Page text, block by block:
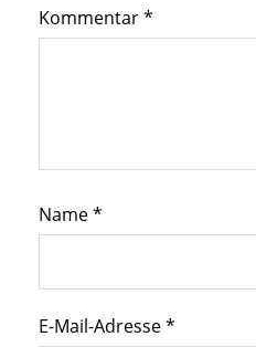
Kommentar*
Name*
E-Mail-Adresse*